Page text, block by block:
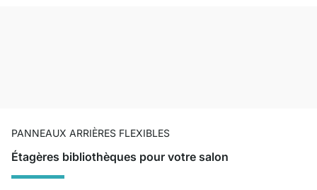
PANNEAUX ARRIÈRES FLEXIBLES
Étagères bibliothèques pour votre salon